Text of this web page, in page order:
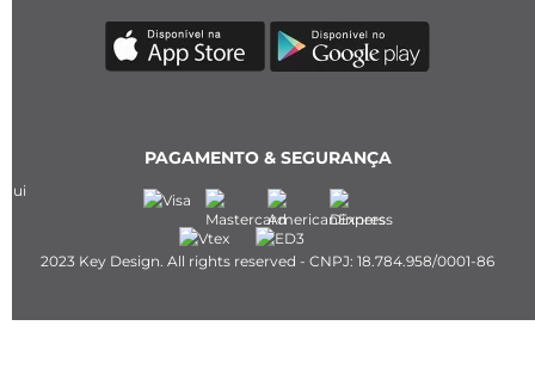
PAGAMENTO & SEGURANÇA
2023 Key Design. All rights reserved - CNPJ: 18.784.958/0001-86